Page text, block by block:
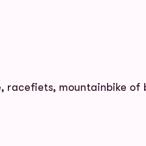
racefiets, mountainbike of